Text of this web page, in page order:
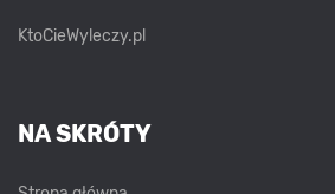
KtoCieWyleczy.pl
NA SKRÓTY